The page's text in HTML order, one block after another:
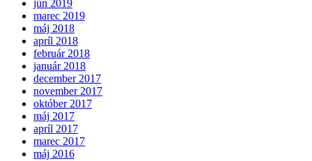
jún 2019
marec 2019
máj 2018
apríl 2018
február 2018
január 2018
december 2017
november 2017
október 2017
máj 2017
apríl 2017
marec 2017
máj 2016